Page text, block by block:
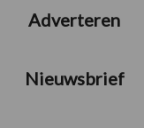
Adverteren
Nieuwsbrief